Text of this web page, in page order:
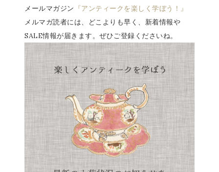
メールマガジン 『アンティークを楽しく学ぼう！』
メルマガ読者には、どこよりも早く、新着情報や
SALE情報が届きます。ぜひご登録くださいね。